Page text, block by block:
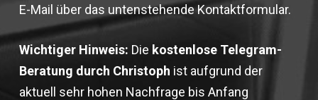
E-Mail über das untenstehende Kontaktformular.
Wichtiger Hinweis: Die kostenlose Telegram-
Beratung durch Christoph ist aufgrund der
aktuell sehr hohen Nachfrage bis Anfang